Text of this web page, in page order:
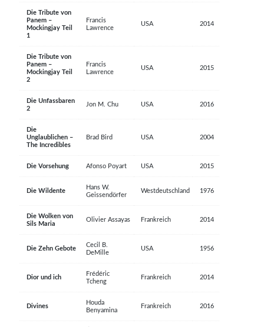
Die Tribute von
Panem –
Mockingjay Teil
1
Francis
Lawrence
USA 2014
Die Tribute von
Panem –
Mockingjay Teil
2
Francis
Lawrence
USA 2015
Die Unfassbaren
2
Jon M. Chu USA 2016
Die
Unglaublichen –
The Incredibles
Brad Bird USA 2004
Die Vorsehung Afonso Poyart USA 2015
Die Wildente
Hans W.
Geissendörfer
Westdeutschland 1976
Die Wolken von
Sils Maria
Olivier Assayas Frankreich 2014
Die Zehn Gebote
Cecil B.
DeMille
USA 1956
Dior und ich
Frédéric
Tcheng
Frankreich 2014
Divines
Houda
Benyamina
Frankreich 2016